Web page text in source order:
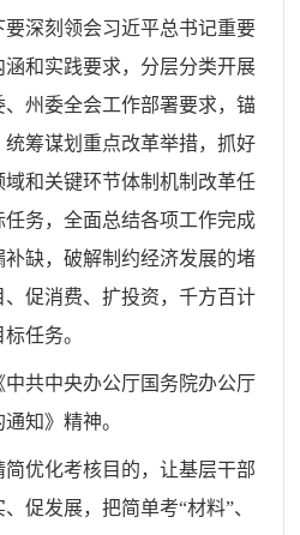
深刻领会习近平总书记重要
和实践要求，分层分类开展
州委全会工作部署要求，锚
筹谋划重点改革举措，抓好
和关键环节体制机制改革任
务，全面总结各项工作完成
缺，破解制约经济发展的堵
促消费、扩投资，千方百计
任务。
共中央办公厅国务院办公厅
知》精神。
优化考核目的，让基层干部
促发展，把简单考“材料”、